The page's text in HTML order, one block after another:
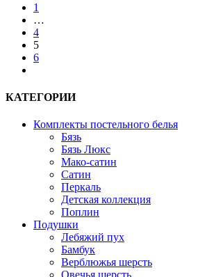
1
…
4
5
6
КАТЕГОРИИ
Комплекты постельного белья
Бязь
Бязь Люкс
Мако-сатин
Сатин
Перкаль
Детская коллекция
Поплин
Подушки
Лебяжий пух
Бамбук
Верблюжья шерсть